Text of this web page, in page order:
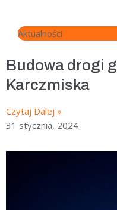
Aktualności
Budowa drogi
Karczmiska
Czytaj Dalej »
31 stycznia, 2024